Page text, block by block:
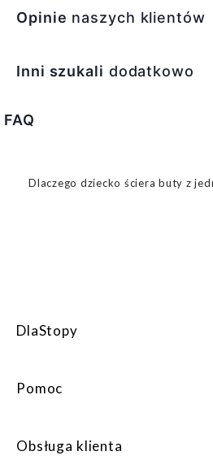
Opinie naszych klientów
Inni szukali dodatkowo
FAQ
Dlaczego dziecko ściera buty z
DlaStopy
Pomoc
Obsługa klienta